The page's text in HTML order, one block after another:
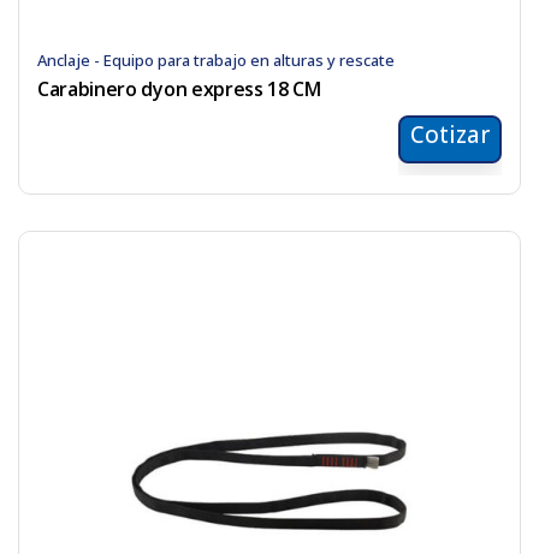
Anclaje - Equipo para trabajo en alturas y rescate
Carabinero dyon express 18 CM
Cotizar